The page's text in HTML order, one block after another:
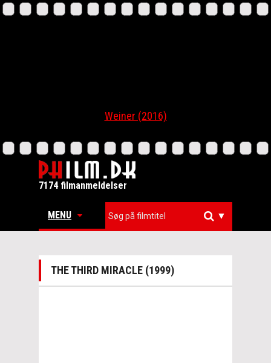
Weiner (2016)
7174 filmanmeldelser
MENU ▼
THE THIRD MIRACLE (1999)